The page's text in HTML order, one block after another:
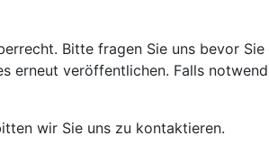
Bitte fragen Sie uns bevor
erneut veröffentlichen. Falls
wir Sie uns zu kontaktieren.